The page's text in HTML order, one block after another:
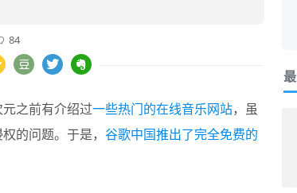
84
之前有介绍过一些热门的在线音乐网站，虽
的问题。于是， 谷歌中国推出了完全免费的